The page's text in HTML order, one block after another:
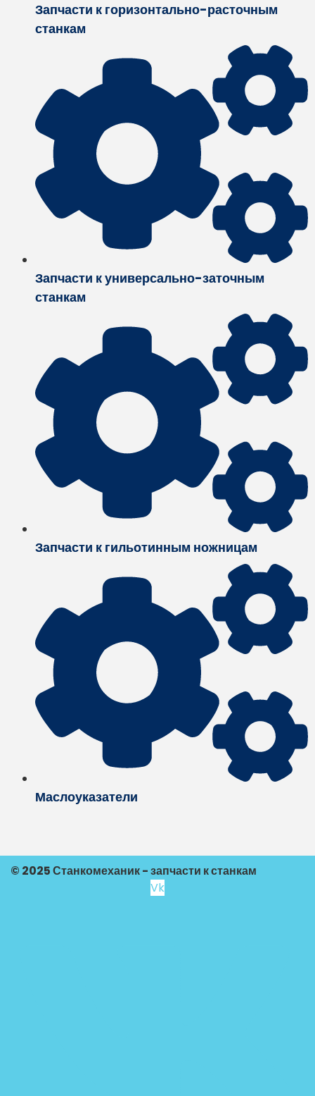
Запчасти к горизонтально-расточным
станкам
Запчасти к универсально-заточным
станкам
Запчасти к гильотинным ножницам
Маслоуказатели
© 2025 Станкомеханик - запчасти к станкам
Vk